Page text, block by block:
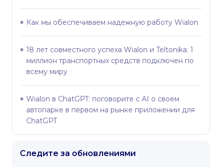
Как мы обеспечиваем надежную работу Wialon
18 лет совместного успеха Wialon и Teltonika: 1
миллион транспортных средств подключен по
всему миру
Wialon в ChatGPT: поговорите с AI о своем
автопарке в первом на рынке приложении для
ChatGPT
Следите за обновлениями